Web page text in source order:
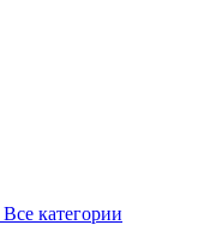
Все категории